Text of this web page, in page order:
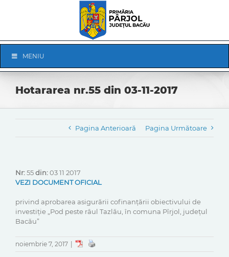
Navigation
MENIU
Hotararea nr.55 din 03-11-2017
Pagina Anterioară Pagina Următoare
Nr:55din:03 11 2017
VEZI DOCUMENT OFICIAL
privind aprobarea asigurării cofinanțării obiectivului de
investiție „Pod peste râul Tazlău, în comuna Pîrjol, județul
Bacău”
noiembrie 7, 2017